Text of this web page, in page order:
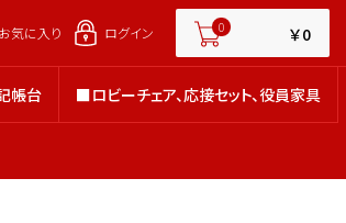
お気に入り ログイン 0 ￥0
帳台 ■ロビーチェア、応接セット、役員家具
帳台 ■ロビーチェア、応接セット、役員家具